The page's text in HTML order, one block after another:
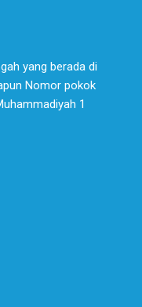
yang berada di
Nomor pokok
1